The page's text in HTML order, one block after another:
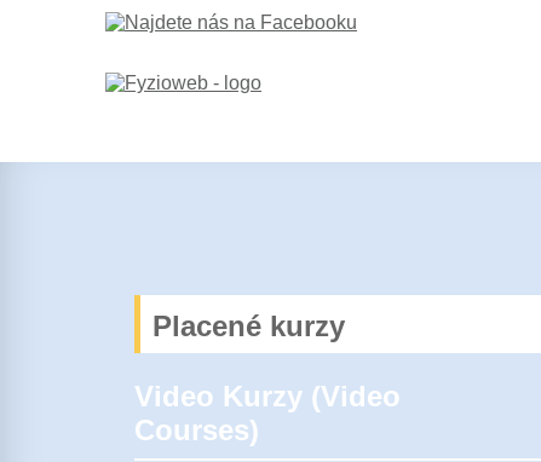
Placené kurzy
Video Kurzy (Video
Courses)